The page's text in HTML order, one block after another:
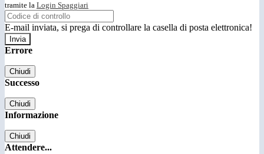
tramite la Login Spaggiari
E-mail inviata, si prega di controllare la casella di posta elettronica!
Errore
Chiudi
Successo
Chiudi
Informazione
Chiudi
Attendere...